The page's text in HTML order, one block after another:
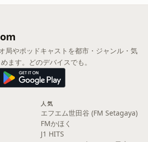
局やポッドキャストを都市・ジャンル・気
ます。どのデバイスでも。
人気
エフエム世田谷 (FM Setagaya)
FMかほく
J1 HITS